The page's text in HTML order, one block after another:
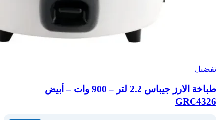
تفضيل
طباخة الارز جيباس 2.2 لتر – 900 وات – أبيض
GRC4326